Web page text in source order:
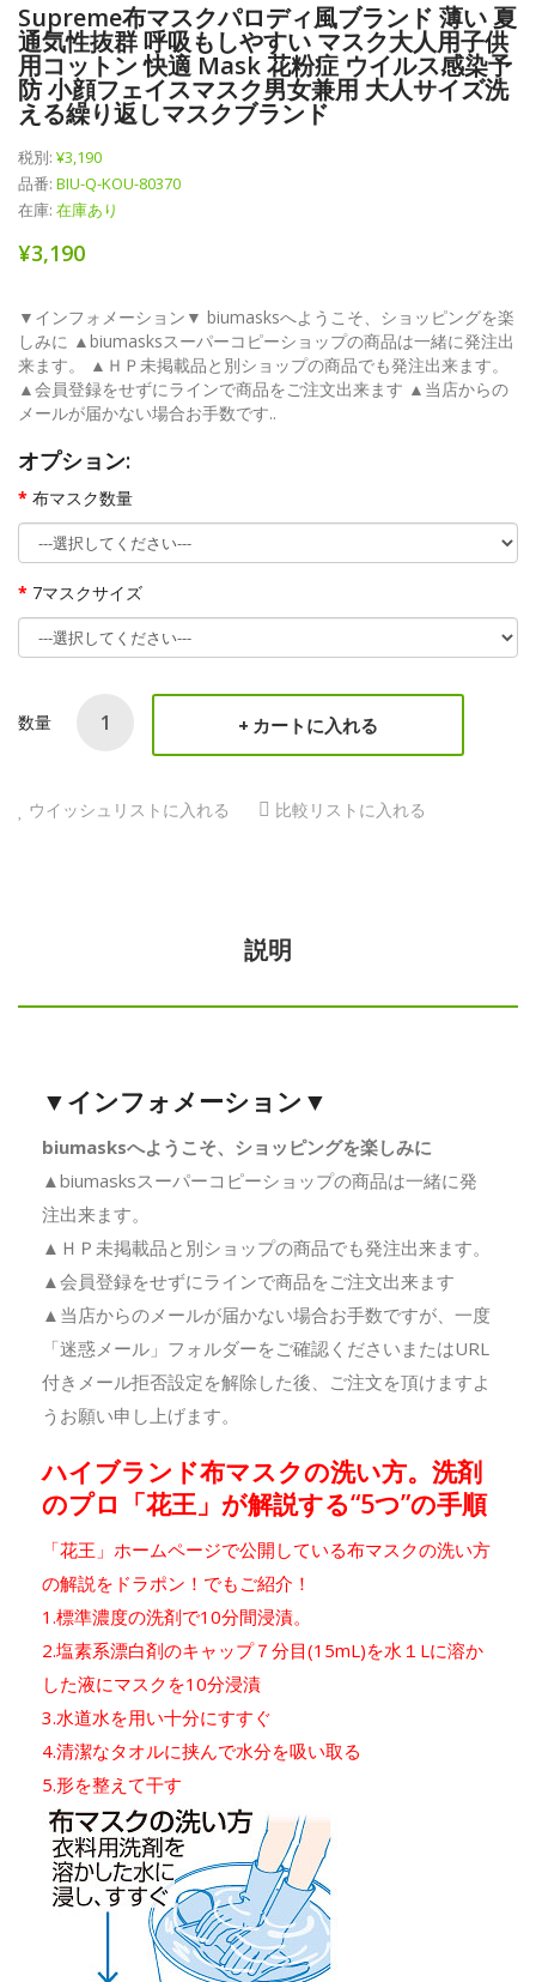
Supreme布マスクパロディ風ブランド 薄い 夏
通気性抜群 呼吸もしやすい マスク大人用子供
用コットン 快適 Mask 花粉症 ウイルス感染予
防 小顔フェイスマスク男女兼用 大人サイズ洗
える繰り返しマスクブランド
税別: ¥3,190
品番: BIU-Q-KOU-80370
在庫: 在庫あり
¥3,190
▼インフォメーション▼ biumasksへようこそ、ショッピングを楽
しみに ▲biumasksスーパーコピーショップの商品は一緒に発注出
来ます。 ▲ＨＰ未掲載品と別ショップの商品でも発注出来ます。
▲会員登録をせずにラインで商品をご注文出来ます ▲当店からの
メールが届かない場合お手数です..
オプション:
布マスク数量
7マスクサイズ
数量 カートに入れる
ウイッシュリストに入れる 比較リストに入れる
説明
▼インフォメーション▼
biumasksへようこそ、ショッピングを楽しみに
▲biumasksスーパーコピーショップの商品は一緒に発
注出来ます。
▲ＨＰ未掲載品と別ショップの商品でも発注出来ます。
▲会員登録をせずにラインで商品をご注文出来ます
▲当店からのメールが届かない場合お手数ですが、一度
「迷惑メール」フォルダーをご確認くださいまたはURL
付きメール拒否設定を解除した後、ご注文を頂けますよ
うお願い申し上げます。
ハイブランド布マスクの洗い方。洗剤
のプロ「花王」が解説する“5つ”の手順
「花王」ホームページで公開している布マスクの洗い方
の解説をドラポン！でもご紹介！
1.標準濃度の洗剤で10分間浸漬。
2.塩素系漂白剤のキャップ７分目(15mL)を水１Lに溶か
した液にマスクを10分浸漬
3.水道水を用い十分にすすぐ
4.清潔なタオルに挟んで水分を吸い取る
5.形を整えて干す